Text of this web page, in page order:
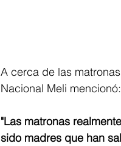
A cerca de las
Nacional Meli mencionó:
"Las matronas
sido madres que han